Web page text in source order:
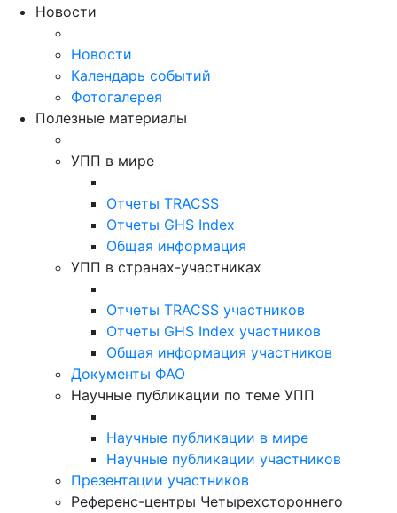
Новости
Новости
Календарь событий
Фотогалерея
Полезные материалы
УПП в мире
Отчеты TRACSS
Отчеты GHS Index
Общая информация
УПП в странах-участниках
Отчеты TRACSS участников
Отчеты GHS Index участников
Общая информация участников
Документы ФАО
Научные публикации по теме УПП
Научные публикации в мире
Научные публикации участников
Презентации участников
Референс-центры Четырехстороннего